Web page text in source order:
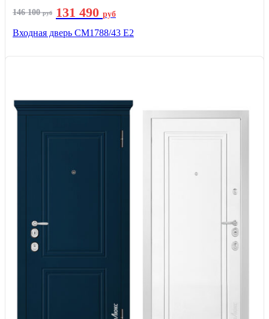
146 100руб 131 490 руб
Входная дверь СМ1788/43 E2